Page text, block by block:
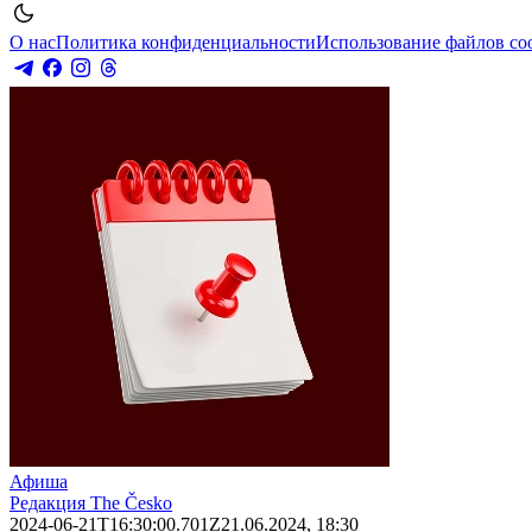
О насПолитика конфиденциальностиИспользование файлов
Афиша
Редакция The Česko
2024-06-21T16:30:00.701Z21.06.2024, 18:30